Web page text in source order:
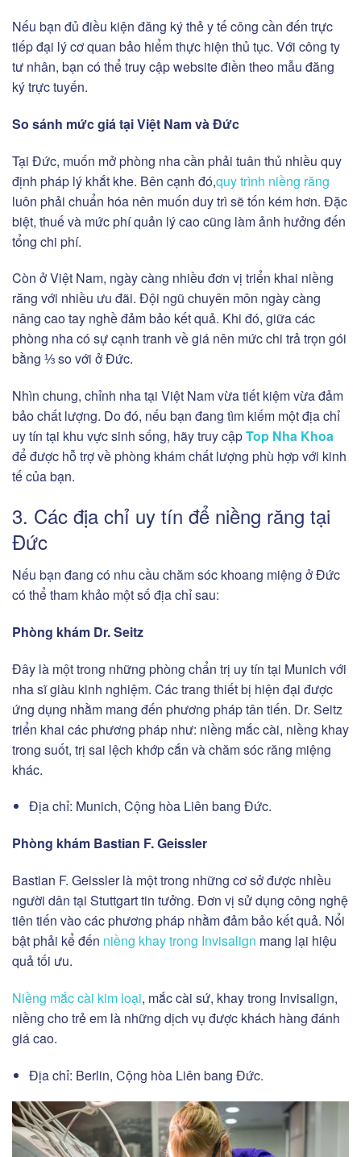
Nếu bạn đủ điều kiện đăng ký thẻ y tế công cần đến trực
tiếp đại lý cơ quan bảo hiểm thực hiện thủ tục. Với công ty
tư nhân, bạn có thể truy cập website điền theo mẫu đăng
ký trực tuyến.
So sánh mức giá tại Việt Nam và Đức
Tại Đức, muốn mở phòng nha cần phải tuân thủ nhiều quy
định pháp lý khắt khe. Bên cạnh đó,quy trình niềng răng
luôn phải chuẩn hóa nên muốn duy trì sẽ tốn kém hơn. Đặc
biệt, thuế và mức phí quản lý cao cũng làm ảnh hưởng đến
tổng chi phí.
Còn ở Việt Nam, ngày càng nhiều đơn vị triển khai niềng
răng với nhiều ưu đãi. Đội ngũ chuyên môn ngày càng
nâng cao tay nghề đảm bảo kết quả. Khi đó, giữa các
phòng nha có sự cạnh tranh về giá nên mức chi trả trọn gói
bằng ⅓ so với ở Đức.
Nhìn chung, chỉnh nha tại Việt Nam vừa tiết kiệm vừa đảm
bảo chất lượng. Do đó, nếu bạn đang tìm kiếm một địa chỉ
uy tín tại khu vực sinh sống, hãy truy cậpTop Nha Khoa
để được hỗ trợ về phòng khám chất lượng phù hợp với kinh
tế của bạn.
3. Các địa chỉ uy tín để niềng răng tại
Đức
Nếu bạn đang có nhu cầu chăm sóc khoang miệng ở Đức
có thể tham khảo một số địa chỉ sau:
Phòng khám Dr. Seitz
Đây là một trong những phòng chẩn trị uy tín tại Munich với
nha sĩ giàu kinh nghiệm. Các trang thiết bị hiện đại được
ứng dụng nhằm mang đến phương pháp tân tiến. Dr. Seitz
triển khai các phương pháp như: niềng mắc cài, niềng khay
trong suốt, trị sai lệch khớp cắn và chăm sóc răng miệng
khác.
Địa chỉ: Munich, Cộng hòa Liên bang Đức.
Phòng khám Bastian F. Geissler
Bastian F. Geissler là một trong những cơ sở được nhiều
người dân tại Stuttgart tin tưởng. Đơn vị sử dụng công nghệ
tiên tiến vào các phương pháp nhằm đảm bảo kết quả. Nổi
bật phải kể đến niềng khay trong Invisalign mang lại hiệu
quả tối ưu.
Niềng mắc cài kim loại, mắc cài sứ, khay trong Invisalign,
niềng cho trẻ em là những dịch vụ được khách hàng đánh
giá cao.
Địa chỉ: Berlin, Cộng hòa Liên bang Đức.